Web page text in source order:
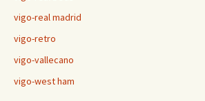
vigo-real madrid
vigo-retro
vigo-vallecano
vigo-west ham